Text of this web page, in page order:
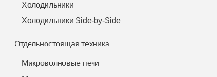
Холодильники
Холодильники Side-by-Side
Отдельностоящая техника
Микроволновые печи